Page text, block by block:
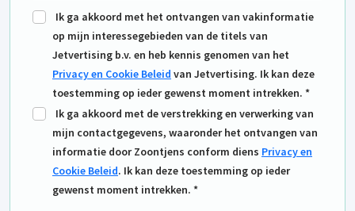
Ik ga akkoord met het ontvangen van vakinformatie
op mijn interessegebieden van de titels van
Jetvertising b.v. en heb kennis genomen van het
Privacy en Cookie Beleid van Jetvertising. Ik kan deze
toestemming op ieder gewenst moment intrekken. *
Ik ga akkoord met de verstrekking en verwerking van
mijn contactgegevens, waaronder het ontvangen van
informatie door Zoontjens conform diens Privacy en
Cookie Beleid. Ik kan deze toestemming op ieder
gewenst moment intrekken. *